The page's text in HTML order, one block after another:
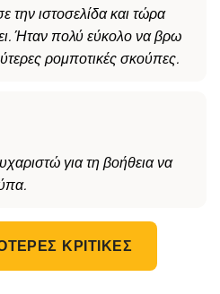
ιστοσελίδα και τώρα
Ήταν πολύ εύκολο να βρω
ρομποτικές σκούπες.
για τη βοήθεια να
ΚΡΙΤΙΚΈΣ